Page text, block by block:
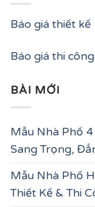
Báo giá thiết kế
Báo giá thi công
BÀI MỚI
Mẫu Nhà Phố
Sang Trọng,
Mẫu Nhà Phố
Thiết Kế & Thi